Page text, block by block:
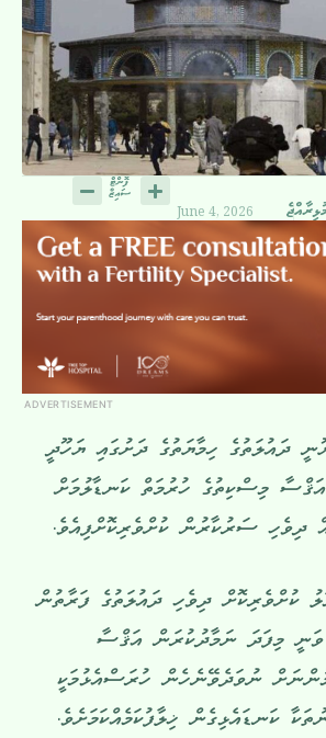
June 4, 2026
ADVERTISEMENT
ދައުލަތުގެ ހިމާޔަތުގެ ދަށުގައި ޔަހޫދީ
މިސްކިތުގެ ހުރުމަތް ކަނޑާލުމަށް
ދިވެހި ސަރުކާރުން ކުށްވެރިކޮށްފިއެވެ.
ކުށްވެރިކޮށް ދިވެހި ދައުލަތުގެ ފަރާތުން
މިފަދަ ނަމާދުކުރަން އަޤްސާ
ނުވަދެވޭނެހެން ހުރަސްއެޅުމަކީ
ކަނޑައެޅިގެން ޚިލާފުކަމެއްކަމަށެވެ.